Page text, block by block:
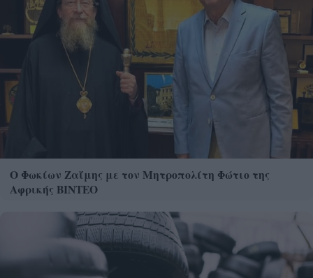
Ο Φωκίων Ζαΐμης με τον Μητροπολίτη Φώτιο της
Αφρικής ΒΙΝΤΕΟ